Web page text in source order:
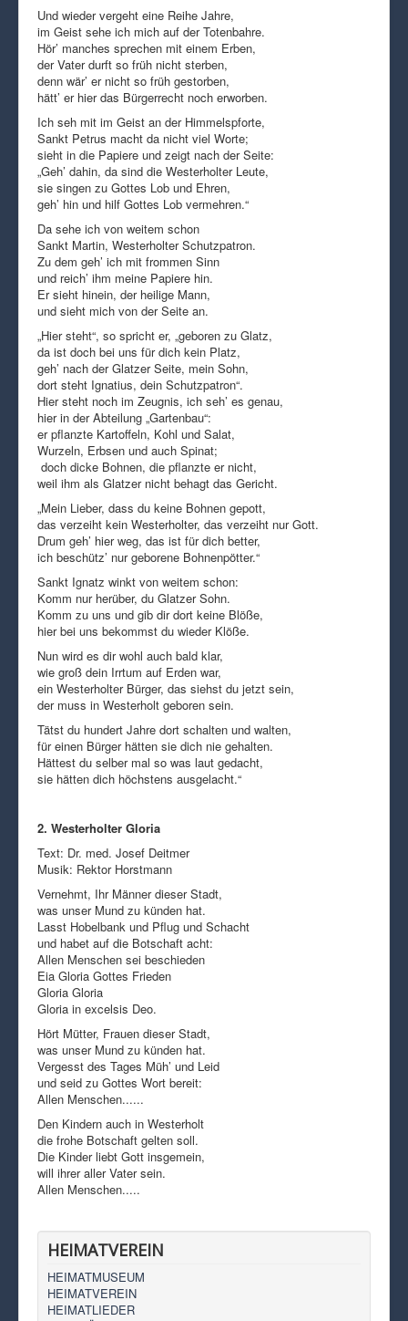
Und wieder vergeht eine Reihe Jahre,
im Geist sehe ich mich auf der Totenbahre.
Hör’ manches sprechen mit einem Erben,
der Vater durft so früh nicht sterben,
denn wär’ er nicht so früh gestorben,
hätt’ er hier das Bürgerrecht noch erworben.
Ich seh mit im Geist an der Himmelspforte,
Sankt Petrus macht da nicht viel Worte;
sieht in die Papiere und zeigt nach der Seite:
„Geh’ dahin, da sind die Westerholter Leute,
sie singen zu Gottes Lob und Ehren,
geh’ hin und hilf Gottes Lob vermehren.“
Da sehe ich von weitem schon
Sankt Martin, Westerholter Schutzpatron.
Zu dem geh’ ich mit frommen Sinn
und reich’ ihm meine Papiere hin.
Er sieht hinein, der heilige Mann,
und sieht mich von der Seite an.
„Hier steht“, so spricht er, „geboren zu Glatz,
da ist doch bei uns für dich kein Platz,
geh’ nach der Glatzer Seite, mein Sohn,
dort steht Ignatius, dein Schutzpatron“.
Hier steht noch im Zeugnis, ich seh’ es genau,
hier in der Abteilung „Gartenbau“:
er pflanzte Kartoffeln, Kohl und Salat,
Wurzeln, Erbsen und auch Spinat;
doch dicke Bohnen, die pflanzte er nicht,
weil ihm als Glatzer nicht behagt das Gericht.
„Mein Lieber, dass du keine Bohnen gepott,
das verzeiht kein Westerholter, das verzeiht nur Gott.
Drum geh’ hier weg, das ist für dich better,
ich beschütz’ nur geborene Bohnenpötter.“
Sankt Ignatz winkt von weitem schon:
Komm nur herüber, du Glatzer Sohn.
Komm zu uns und gib dir dort keine Blöße,
hier bei uns bekommst du wieder Klöße.
Nun wird es dir wohl auch bald klar,
wie groß dein Irrtum auf Erden war,
ein Westerholter Bürger, das siehst du jetzt sein,
der muss in Westerholt geboren sein.
Tätst du hundert Jahre dort schalten und walten,
für einen Bürger hätten sie dich nie gehalten.
Hättest du selber mal so was laut gedacht,
sie hätten dich höchstens ausgelacht.“
2. Westerholter Gloria
Text: Dr. med. Josef Deitmer
Musik: Rektor Horstmann
Vernehmt, Ihr Männer dieser Stadt,
was unser Mund zu künden hat.
Lasst Hobelbank und Pflug und Schacht
und habet auf die Botschaft acht:
Allen Menschen sei beschieden
Eia Gloria Gottes Frieden
Gloria Gloria
Gloria in excelsis Deo.
Hört Mütter, Frauen dieser Stadt,
was unser Mund zu künden hat.
Vergesst des Tages Müh’ und Leid
und seid zu Gottes Wort bereit:
Allen Menschen......
Den Kindern auch in Westerholt
die frohe Botschaft gelten soll.
Die Kinder liebt Gott insgemein,
will ihrer aller Vater sein.
Allen Menschen.....
HEIMATVEREIN
HEIMATMUSEUM
HEIMATVEREIN
HEIMATLIEDER